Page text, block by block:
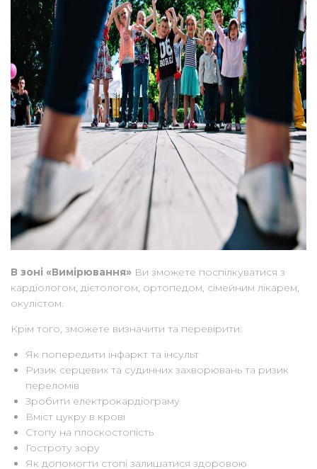
В зоні «Вимірювання» Ви зможете поспілкуватися з
кардіологом, дієтологом, ортопедом, сімейним лікарем,
окулістом.
Крім того, зможете визначити та перевірити:
Як попередити інфаркт та інсульт
Ризик серцевих та судинних захворювань та ризик
переломів
Зробити електрокардіограму
Вміст цукру в крові
Стопу на плоскостопість
Гостроту зору
Як допомогти стопі залишатися здоровою